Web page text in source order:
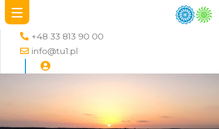
+48 33 813 90 00
info@tu1.pl